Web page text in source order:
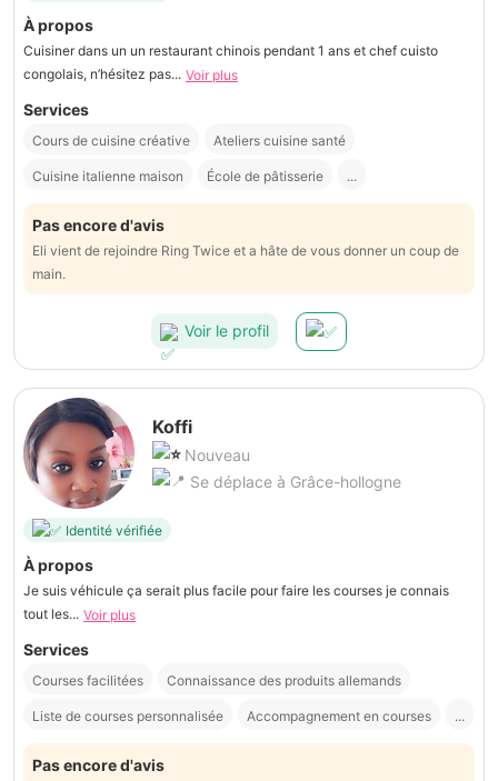
À propos
Cuisiner dans un un restaurant chinois pendant 1 ans et chef cuisto
congolais, n’hésitez pas... Voir plus
Services
Cours de cuisine créative Ateliers cuisine santé
Cuisine italienne maison École de pâtisserie ...
Pas encore d'avis
Eli vient de rejoindre Ring Twice et a hâte de vous donner un coup de
main.
Voir le profil
Koffi
Nouveau
Se déplace à Grâce-hollogne
Identité vérifiée
À propos
Je suis véhicule ça serait plus facile pour faire les courses je connais
tout les... Voir plus
Services
Courses facilitées Connaissance des produits allemands
Liste de courses personnalisée Accompagnement en courses ...
Pas encore d'avis